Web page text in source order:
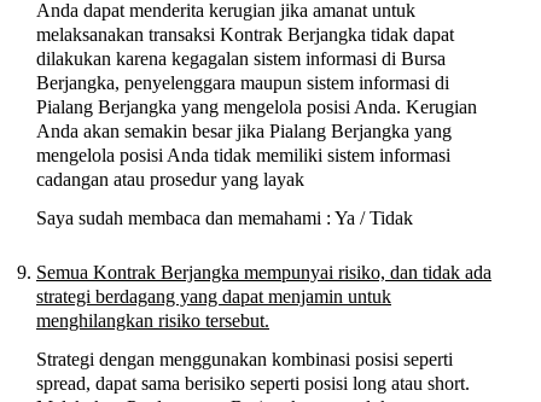
Anda dapat menderita kerugian jika amanat untuk
melaksanakan transaksi Kontrak Berjangka tidak dapat
dilakukan karena kegagalan sistem informasi di Bursa
Berjangka, penyelenggara maupun sistem informasi di
Pialang Berjangka yang mengelola posisi Anda. Kerugian
Anda akan semakin besar jika Pialang Berjangka yang
mengelola posisi Anda tidak memiliki sistem informasi
cadangan atau prosedur yang layak
Saya sudah membaca dan memahami : Ya / Tidak
Semua Kontrak Berjangka mempunyai risiko, dan tidak ada
strategi berdagang yang dapat menjamin untuk
menghilangkan risiko tersebut.
Strategi dengan menggunakan kombinasi posisi seperti
spread, dapat sama berisiko seperti posisi long atau short.